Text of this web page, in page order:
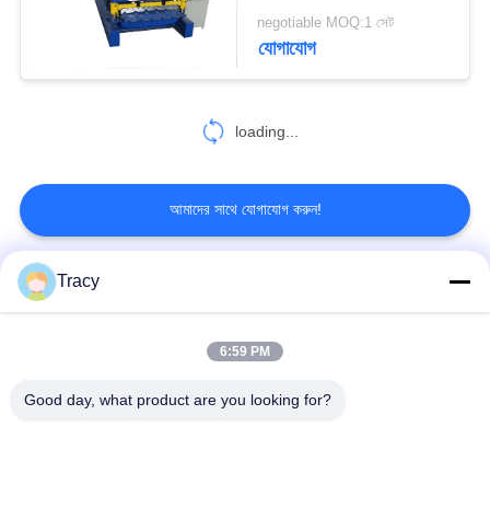
negotiable MOQ:1 সেট
যোগাযোগ
loading...
আমাদের সাথে যোগাযোগ করুন!
মেশিন
Tracy
6:59 PM
Good day, what product are you looking for?